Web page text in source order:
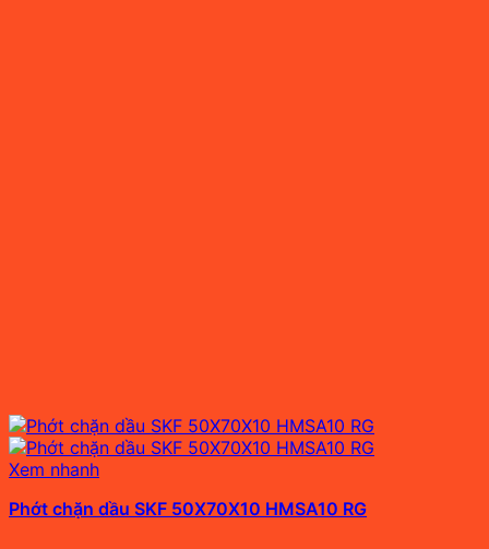
Xem nhanh
Phớt chặn dầu SKF 50X70X10 HMSA10 RG